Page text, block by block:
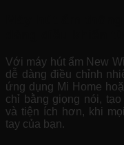
Với máy hút ẩm New
dễ dàng điều chỉnh
ứng dụng Mi Home
chỉ bằng giọng nói,
và tiện ích hơn, khi
tay của bạn.